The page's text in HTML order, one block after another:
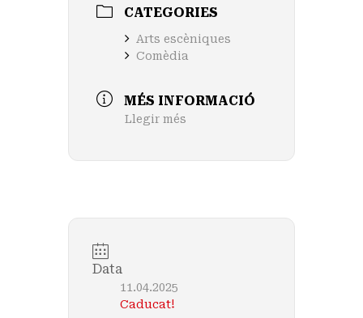
CATEGORIES
Arts escèniques
Comèdia
MÉS INFORMACIÓ
Llegir més
Data
11.04.2025
Caducat!